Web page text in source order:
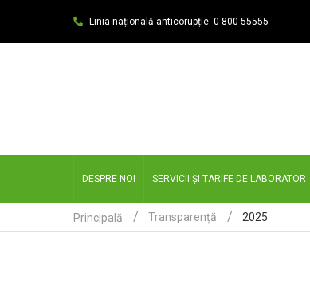
Linia națională anticorupție: 0-800-55555
DESPRE NOI SERVICII ȘI TARIFE DE LABORATOR
Principală Transparență 2025